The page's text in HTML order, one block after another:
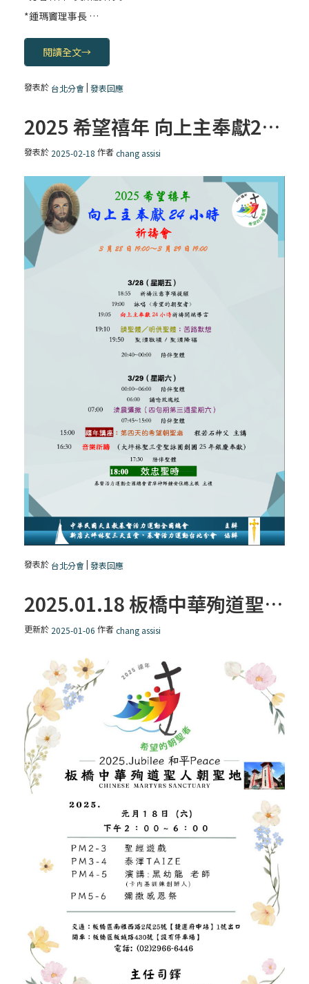
*鍾瑪竇理事長 …
閱讀全文→
發表於 台北分會|發表回應
2025 希望禧年 向上主奉獻24小時 祈禱會
發表於 2025-02-18 作者chang assisi
發表於 台北分會|發表回應
2025.01.18 板橋中華殉道聖人朝聖地
更新於 2025-01-06 作者chang assisi